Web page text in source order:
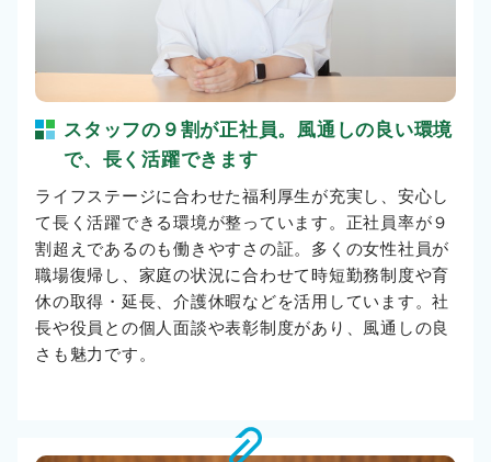
スタッフの９割が正社員。風通しの良い環境
で、長く活躍できます
ライフステージに合わせた福利厚生が充実し、安心し
て長く活躍できる環境が整っています。正社員率が９
割超えであるのも働きやすさの証。多くの女性社員が
職場復帰し、家庭の状況に合わせて時短勤務制度や育
休の取得・延長、介護休暇などを活用しています。社
長や役員との個人面談や表彰制度があり、風通しの良
さも魅力です。